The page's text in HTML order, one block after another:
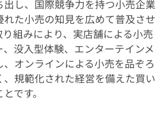
し、国際競争力を持つ小売企業
れた小売の知見を広めて普及させ
組みにより、実店舗による小売
没入型体験、エンターテインメ
オンラインによる小売を品ぞろ
、規範化された経営を備えた買い
です。